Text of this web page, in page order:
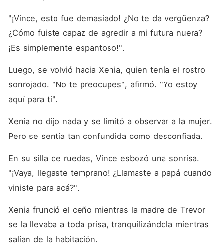
"¡Vince, esto fue demasiado! ¿No te da vergüenza?
¿Cómo fuiste capaz de agredir a mi futura nuera?
¡Es simplemente espantoso!".
Luego, se volvió hacia Xenia, quien tenía el rostro
sonrojado. "No te preocupes", afirmó. "Yo estoy
aquí para ti".
Xenia no dijo nada y se limitó a observar a la mujer.
Pero se sentía tan confundida como desconfiada.
En su silla de ruedas, Vince esbozó una sonrisa.
"¡Vaya, llegaste temprano! ¿Llamaste a papá cuando
viniste para acá?".
Xenia frunció el ceño mientras la madre de Trevor
se la llevaba a toda prisa, tranquilizándola mientras
salían de la habitación.